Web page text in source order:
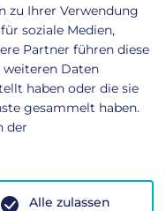
10:00 - 10:45
Fit For Weekend
zu Ihrer Verwendung
soziale Medien,
Partner führen diese
Daten
haben oder die sie
gesammelt haben.
der
Alle zulassen